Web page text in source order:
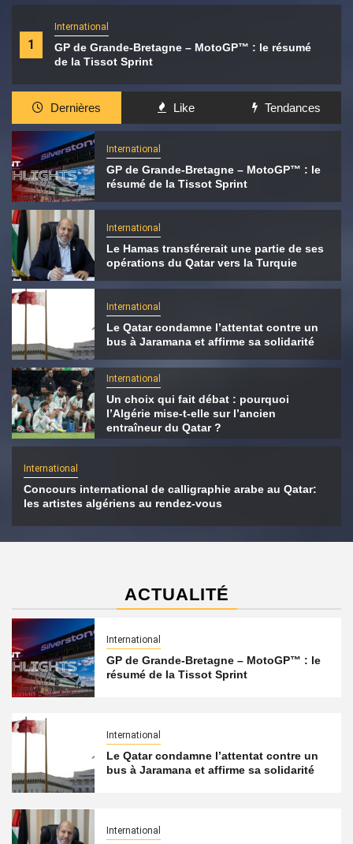
1
International
GP de Grande-Bretagne – MotoGP™ : le résumé
de la Tissot Sprint
Dernières Like Tendances
International
GP de Grande-Bretagne – MotoGP™ : le
résumé de la Tissot Sprint
International
Le Hamas transférerait une partie de ses
opérations du Qatar vers la Turquie
International
Le Qatar condamne l’attentat contre un
bus à Jaramana et affirme sa solidarité
International
Un choix qui fait débat : pourquoi
l’Algérie mise-t-elle sur l’ancien
entraîneur du Qatar ?
International
Concours international de calligraphie arabe au Qatar:
les artistes algériens au rendez-vous
ACTUALITÉ
International
GP de Grande-Bretagne – MotoGP™ : le
résumé de la Tissot Sprint
International
Le Qatar condamne l’attentat contre un
bus à Jaramana et affirme sa solidarité
International